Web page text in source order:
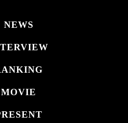
NEWS
MOVIE